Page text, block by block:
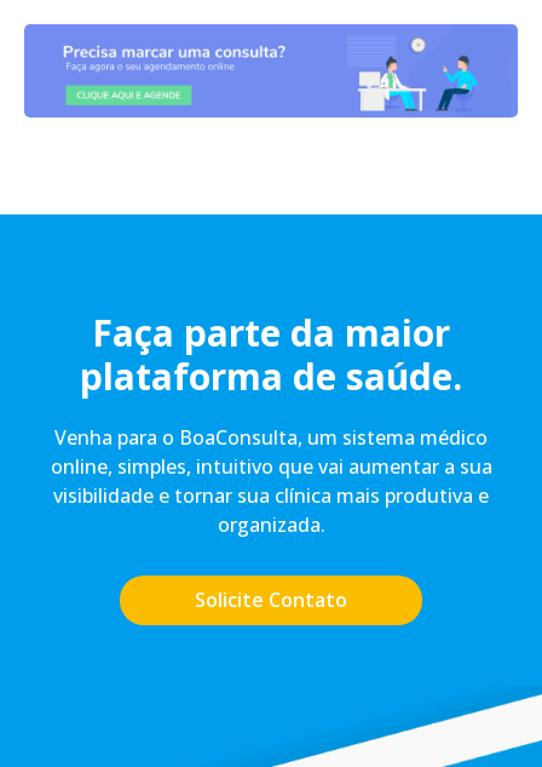
Faça parte da maior
plataforma de saúde.
Venha para o BoaConsulta, um sistema médico
online, simples, intuitivo que vai aumentar a sua
visibilidade e tornar sua clínica mais produtiva e
organizada.
Solicite Contato